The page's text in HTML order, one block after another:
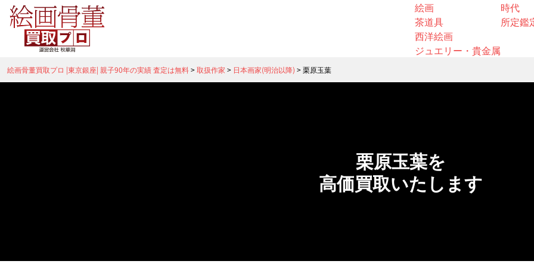
絵画
茶道具
西洋絵画
ジュエリー・貴金属
時代
所定鑑
絵画骨董買取プロ |東京銀座| 親子90年の実績 査定は無料>取扱作家 > 日本画家(明治以降) >栗原玉葉
栗原玉葉を
高価買取いたします